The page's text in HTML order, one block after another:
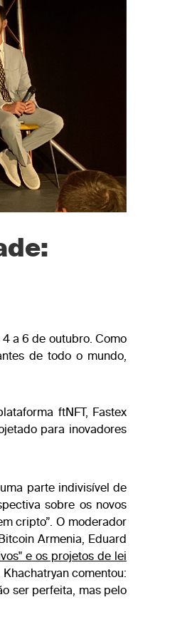
a 6 de outubro. Como
de todo o mundo,
ftNFT, Fastex
para inovadores
parte indivisível de
sobre os novos
cripto”. O moderador
Armenia, Eduard
e os projetos de lei
comentou:
ser perfeita, mas pelo